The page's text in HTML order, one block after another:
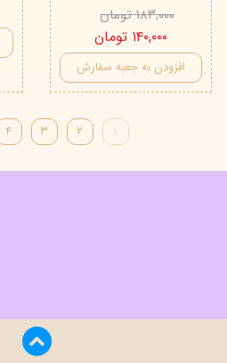
۱۸۳,۰۰۰ تومان
۱۴۰,۰۰۰ تومان
افزودن به جعبه سفارش
۱ ۲ ۳ ۴